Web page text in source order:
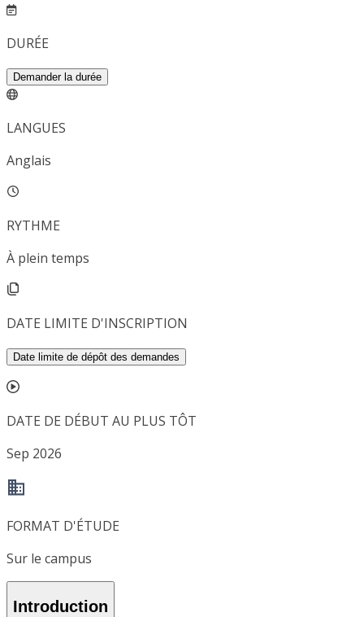
DURÉE
Demander la durée
LANGUES
Anglais
RYTHME
À plein temps
DATE LIMITE D'INSCRIPTION
Date limite de dépôt des demandes
DATE DE DÉBUT AU PLUS TÔT
Sep 2026
FORMAT D'ÉTUDE
Sur le campus
Introduction